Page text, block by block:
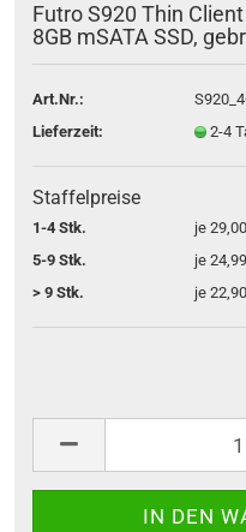
Konto erstellen
Passwort vergessen?
Futro S920 Thin
8GB mSATA SSD,
Art.Nr.:
Lieferzeit:
2-4
Staffelpreise
1-4 Stk.
je
5-9 Stk.
je
> 9 Stk.
je